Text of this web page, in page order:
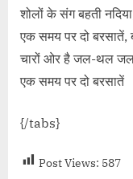
शोलों के संग बहती
एक समय पर दो
चारों ओर है जल-थल जल-
एक समय पर दो बरसातें
{/tabs}
Post Views: 587